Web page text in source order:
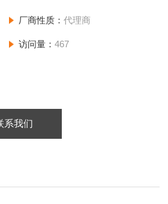
厂商性质： 代理商
访问量： 467
系我们